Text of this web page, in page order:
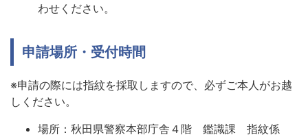
わせください。
申請場所・受付時間
※申請の際には指紋を採取しますので、必ずご本人がお越
しください。
場所：秋田県警察本部庁舎４階 鑑識課 指紋係